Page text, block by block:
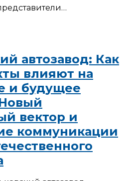
автозавод: Как
влияют на
и будущее
вектор и
коммуникации